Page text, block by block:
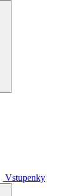
Vstupenky